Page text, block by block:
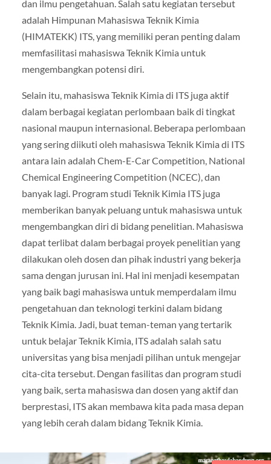
dan ilmu pengetahuan. Salah satu kegiatan tersebut
adalah Himpunan Mahasiswa Teknik Kimia
(HIMATEKK) ITS, yang memiliki peran penting dalam
memfasilitasi mahasiswa Teknik Kimia untuk
mengembangkan potensi diri.
Selain itu, mahasiswa Teknik Kimia di ITS juga aktif
dalam berbagai kegiatan perlombaan baik di tingkat
nasional maupun internasional. Beberapa perlombaan
yang sering diikuti oleh mahasiswa Teknik Kimia di ITS
antara lain adalah Chem-E-Car Competition, National
Chemical Engineering Competition (NCEC), dan
banyak lagi. Program studi Teknik Kimia ITS juga
memberikan banyak peluang untuk mahasiswa untuk
mengembangkan diri di bidang penelitian. Mahasiswa
dapat terlibat dalam berbagai proyek penelitian yang
dilakukan oleh dosen dan pihak industri yang bekerja
sama dengan jurusan ini. Hal ini menjadi kesempatan
yang baik bagi mahasiswa untuk memperdalam ilmu
pengetahuan dan teknologi terkini dalam bidang
Teknik Kimia. Jadi, buat teman-teman yang tertarik
untuk belajar Teknik Kimia, ITS adalah salah satu
universitas yang bisa menjadi pilihan untuk mengejar
cita-cita tersebut. Dengan fasilitas dan program studi
yang baik, serta mahasiswa dan dosen yang aktif dan
berprestasi, ITS akan membawa kita pada masa depan
yang lebih cerah dalam bidang Teknik Kimia.